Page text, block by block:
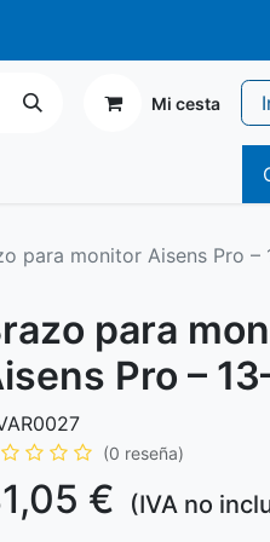
Mi cesta
para monitor Aisens Pro –
para
Pro –
(0 reseña)
€ (IVA no